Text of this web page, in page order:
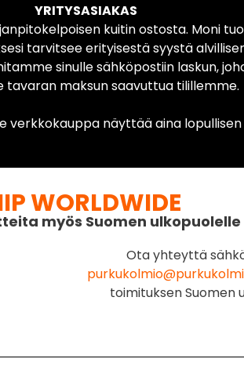
YRITYSASIAKAS
kuitin ostosta. Moni
tarvitsee erityisestä syystä
sinulle sähköpostiin laskun,
tavaran maksun saavuttua tilillemme.
verkkokauppa näyttää aina lopullisen
WORLDWIDE
myös Suomen ulkopuolelle
Ota yhteyttä
toimituksen Suomen